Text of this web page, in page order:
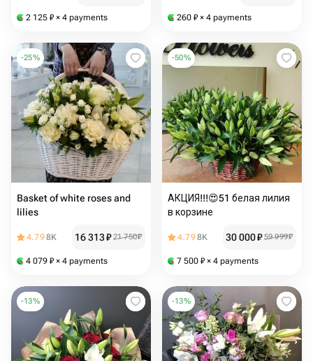
2 125 ₽ × 4 payments 260 ₽ × 4 payments
-25%
Basket of white roses and
lilies
4.798K 16 313₽ 21 750₽
4 079 ₽ × 4 payments
-50%
АКЦИЯ!!!😍51 белая лилия
в корзине
4.798K 30 000₽ 59 999₽
7 500 ₽ × 4 payments
-13% -13%